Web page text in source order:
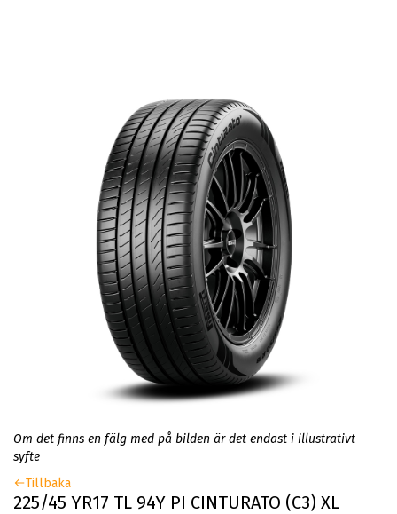
Om det finns en fälg med på bilden är det endast i illustrativt
syfte
Tillbaka
225/45 YR17 TL 94Y PI CINTURATO (C3) XL